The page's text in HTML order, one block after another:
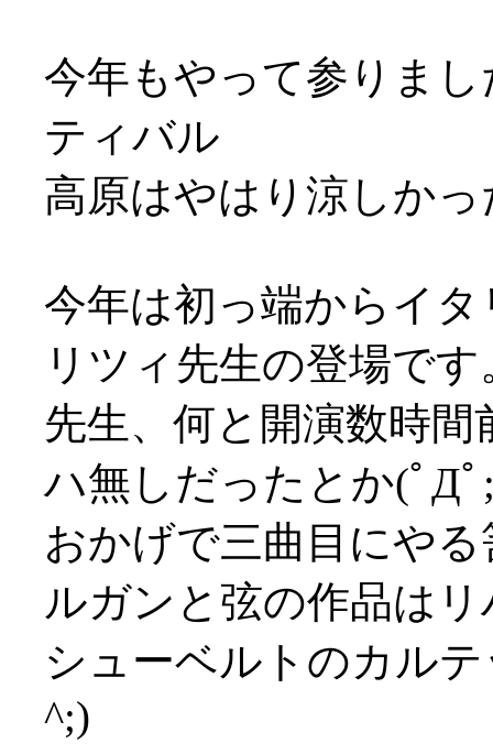
今年もやって参りま
ティバル
高原はやはり涼しか
今年は初っ端からイ
リツィ先生の登場です
先生、何と開演数時
ハ無しだったとか(ﾟДﾟ
おかげで三曲目にや
ルガンと弦の作品は
シューベルトのカル
^;)